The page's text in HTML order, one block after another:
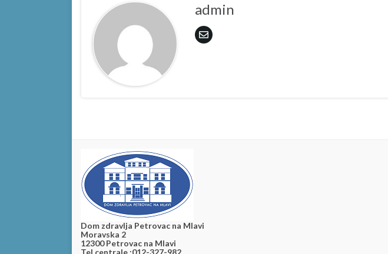
admin
Dom zdravlja Petrovac na Mlavi
Moravska 2
12300 Petrovac na Mlavi
Tel.centrale :012-327-982